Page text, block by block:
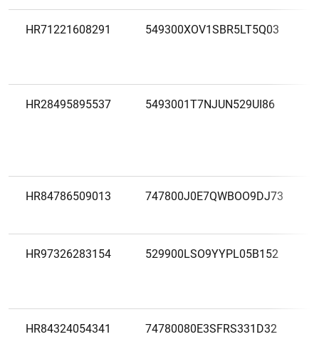
HR71221608291 549300XOV1SBR5LT5Q03
HR28495895537 5493001T7NJUN529UI86
HR84786509013 747800J0E7QWBOO9DJ73
HR97326283154 529900LSO9YYPL05B152
HR84324054341 74780080E3SFRS331D32